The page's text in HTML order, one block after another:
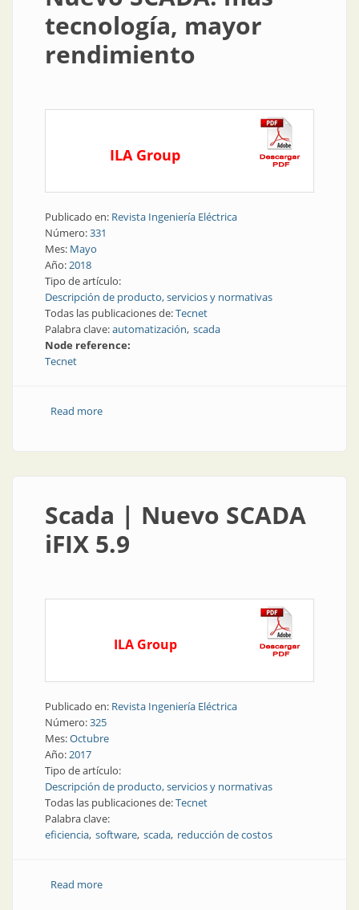
tecnología, mayor
rendimiento
ILA Group
Publicado en: Revista Ingeniería Eléctrica
Número:331
Mes: Mayo
Año:2018
Tipo de artículo:
Descripción de producto, servicios y normativas
Todas las publicaciones de:Tecnet
Palabra clave:automatización scada
Node reference:
Tecnet
Read moreabout Automatización | Nuevo SCADA: más
Scada | Nuevo SCADA
iFIX 5.9
ILA Group
Publicado en: Revista Ingeniería Eléctrica
Número:325
Mes:Octubre
Año:2017
Tipo de artículo:
Descripción de producto, servicios y normativas
Todas las publicaciones de:Tecnet
Palabra clave:
eficiencia software scada reducción de costos
Read moreabout Scada | Nuevo SCADA iFIX 5.9